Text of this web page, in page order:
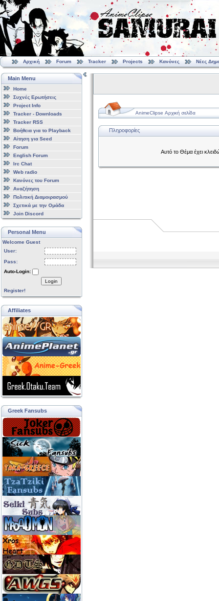
Αρχική Forum Tracker Projects Κανόνες Νέες
Main Menu
Home
Συχνές Ερωτήσεις
Project Info
Tracker - Downloads
Tracker RSS
Βοήθεια για το Playback
Αίτηση για Seed
Forum
English Forum
Irc Chat
Web radio
Κανόνες του Forum
Αναζήτηση
Πολιτική Διαμοιρασμού
Σχετικά με την Ομάδα
Join Discord
Personal Menu
Welcome Guest
User:
Pass:
Auto-Login:
Login
Register!
Affiliates
Greek Fansubs
AnimeClipse Αρχική σελίδα
Πληροφορίες
Αυτό το Θέμα έχει